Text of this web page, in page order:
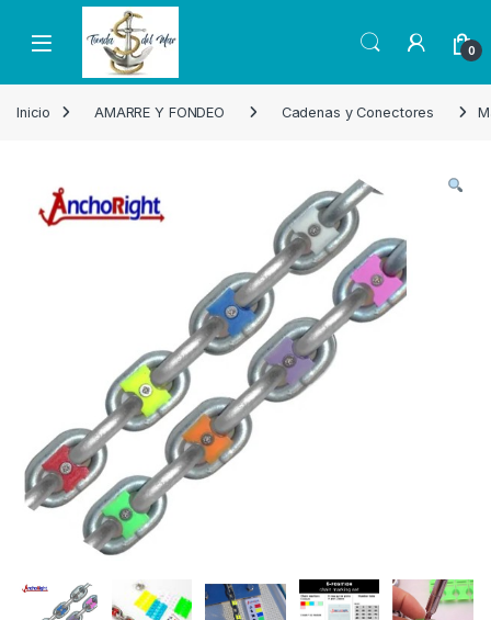
Skip to navigation
Skip to content
Open 0
Inicio AMARRE Y FONDEO Cadenas y Conectores